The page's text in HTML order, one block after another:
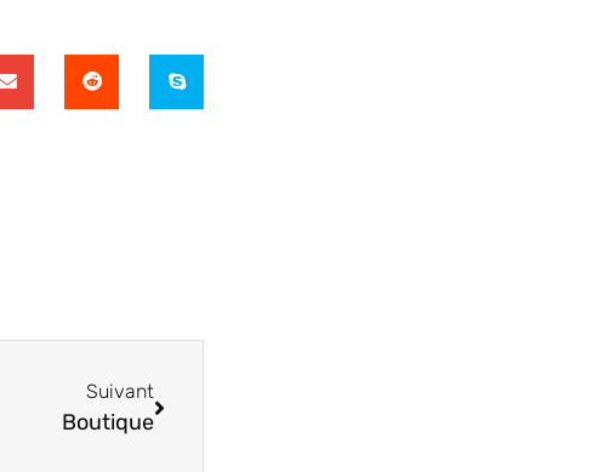
Suivant
Boutique